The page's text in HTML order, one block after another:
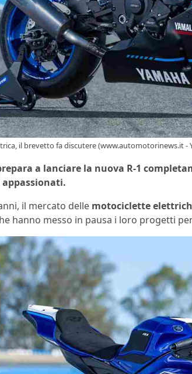
il brevetto fa discutere (www.automotorinews.it -
a lanciare la nuova R-1
il mercato delle motociclette
hanno messo in pausa i loro progetti